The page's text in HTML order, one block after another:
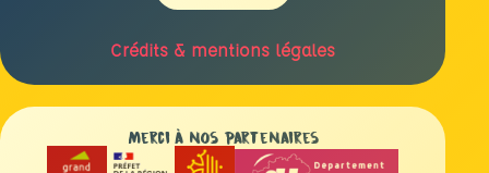
Crédits & mentions légales
Merci à nos partenaires